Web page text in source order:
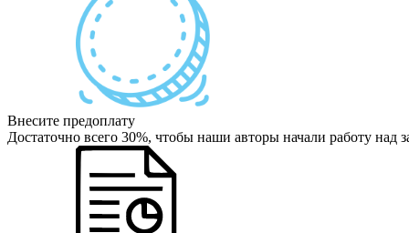
Внесите предоплату
Достаточно всего 30%, чтобы наши авторы начали работу над